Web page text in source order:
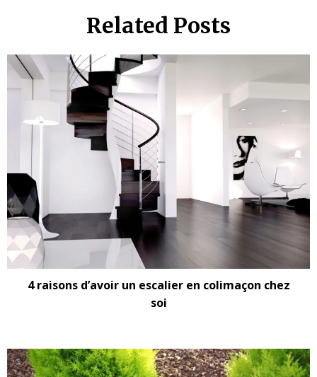
Related Posts
4 raisons d’avoir un escalier en colimaçon chez
soi